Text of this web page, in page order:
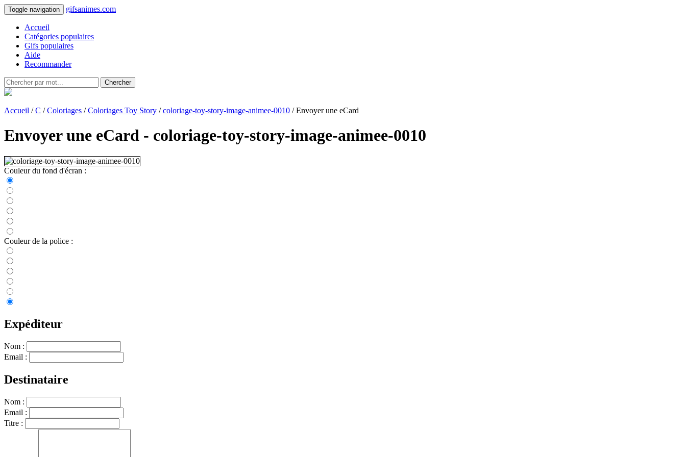
Toggle navigation gifsanimes.com
Accueil
Catégories populaires
Gifs populaires
Aide
Recommander
Chercher
Accueil /C /Coloriages /Coloriages Toy Story /coloriage-toy-story-image-animee-0010 / Envoyer une eCard
Envoyer une eCard - coloriage-toy-story-image-animee-0010
Couleur du fond d'écran :
Couleur de la police :
Expéditeur
Nom :
Email :
Destinataire
Nom :
Email :
Titre :